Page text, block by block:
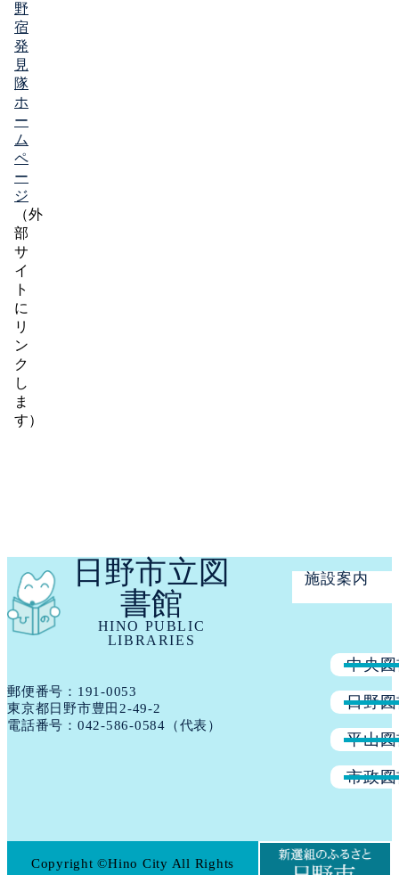
野
宿
発
見
隊
ホ
ー
ム
ペ
ー
ジ
（外
部
サ
イ
ト
に
リ
ン
ク
し
ま
す）
日野市立図
書館
HINO PUBLIC
LIBRARIES
郵便番号：191​-​0053
東京都日野市豊田2-49-2
電話番号： 042-586-0584 （代表）
施設案内
中央
日野
平山
市政
Copyright ©Hino City All Rights